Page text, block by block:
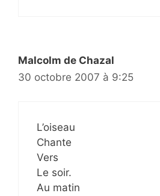
Malcolm de Chazal
30 octobre 2007 à 9:25
L’oiseau
Chante
Vers
Le soir.
Au matin